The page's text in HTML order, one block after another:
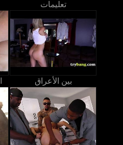
تعليمات
بين الأعراق